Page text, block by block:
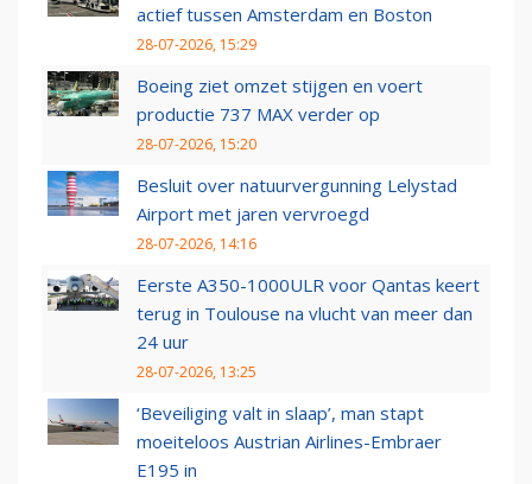
actief tussen Amsterdam en Boston
28-07-2026, 15:29
Boeing ziet omzet stijgen en voert
productie 737 MAX verder op
28-07-2026, 15:20
Besluit over natuurvergunning Lelystad
Airport met jaren vervroegd
28-07-2026, 14:16
Eerste A350-1000ULR voor Qantas keert
terug in Toulouse na vlucht van meer dan
24 uur
28-07-2026, 13:25
‘Beveiliging valt in slaap’, man stapt
moeiteloos Austrian Airlines-Embraer
E195 in